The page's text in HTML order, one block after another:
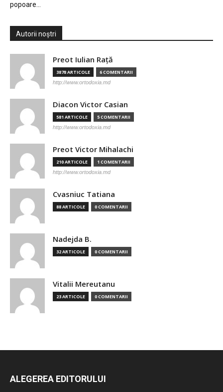
popoare…
Autorii noștri
Preot Iulian Raţă
3878 ARTICOLE 6 COMENTARII
http://www.ortodoxia.md
Diacon Victor Casian
581 ARTICOLE 5 COMENTARII
http://www.ortodoxia.md
Preot Victor Mihalachi
210 ARTICOLE 1 COMENTARII
http://www.ortodoxia.md
Cvasniuc Tatiana
88 ARTICOLE 0 COMENTARII
Nadejda B.
32 ARTICOLE 0 COMENTARII
Vitalii Mereutanu
23 ARTICOLE 0 COMENTARII
ALEGEREA EDITORULUI